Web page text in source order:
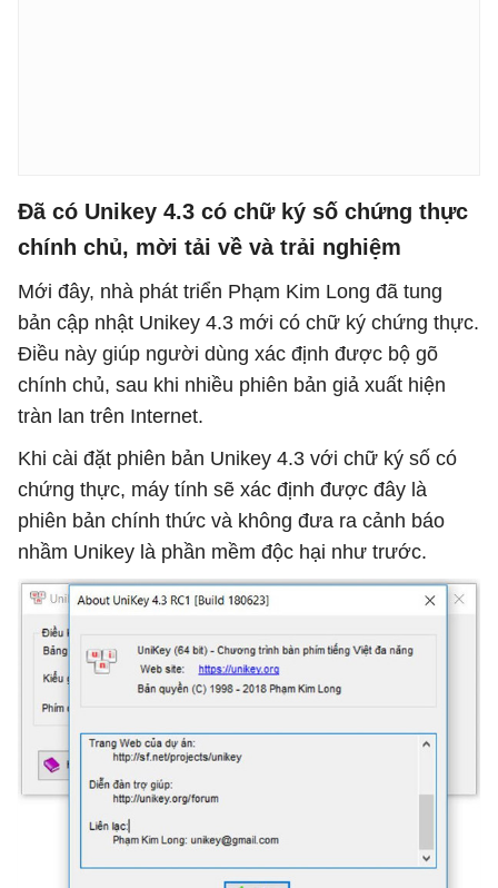
Đã có Unikey 4.3 có chữ ký số chứng thực
chính chủ, mời tải về và trải nghiệm
Mới đây, nhà phát triển Phạm Kim Long đã tung
bản cập nhật Unikey 4.3 mới có chữ ký chứng thực.
Điều này giúp người dùng xác định được bộ gõ
chính chủ, sau khi nhiều phiên bản giả xuất hiện
tràn lan trên Internet.
Khi cài đặt phiên bản Unikey 4.3 với chữ ký số có
chứng thực, máy tính sẽ xác định được đây là
phiên bản chính thức và không đưa ra cảnh báo
nhầm Unikey là phần mềm độc hại như trước.